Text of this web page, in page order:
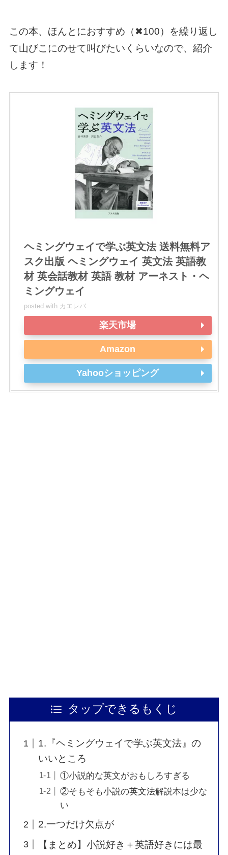
この本、ほんとにおすすめ（✖︎100）を繰り返し
て山びこにのせて叫びたいくらいなので、紹介
します！
ヘミングウェイで学ぶ英文法 送料無料ア
スク出版 ヘミングウェイ 英文法 英語教
材 英会話教材 英語 教材 アーネスト・ヘ
ミングウェイ
posted with カエレバ
楽天市場
Amazon
Yahooショッピング
タップできるもくじ
1.『ヘミングウェイで学ぶ英文法』の
いいところ
①小説的な英文がおもしろすぎる
②そもそも小説の英文法解説本は少な
い
2.一つだけ欠点が
【まとめ】小説好き＋英語好きには最